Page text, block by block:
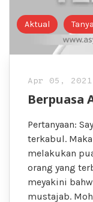
Aktual
Apr 05, 2021
Berpuasa
Pertanyaan:
terkabul.
melakukan
orang yang
meyakini
mustajab.